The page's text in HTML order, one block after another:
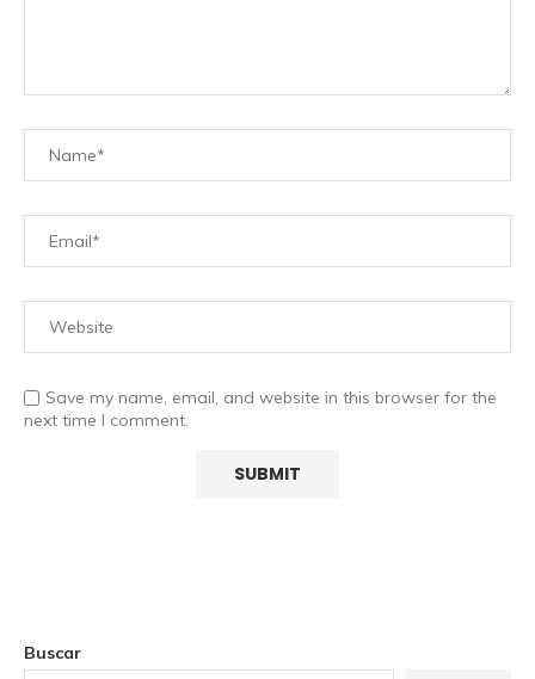
Save my name, email, and website in this browser for the
next time I comment.
Buscar